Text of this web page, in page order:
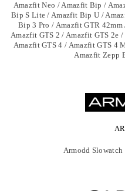
Amazfit Neo / Amazfit Bip /
Bip S Lite / Amazfit Bip U /
Bip 3 Pro / Amazfit GTR
Amazfit GTS 2 / Amazfit GTS 2e
Amazfit GTS 4 / Amazfit GTS 4
Amazfit Zepp
Armodd Slowatch